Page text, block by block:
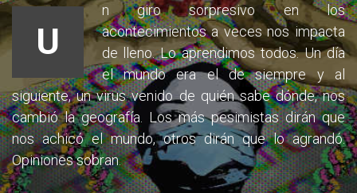
U
n giro sorpresivo en los
acontecimientos a veces nos impacta
de lleno. Lo aprendimos todos. Un día
el mundo era el de siempre y al
siguiente, un virus venido de quién sabe dónde, nos
cambió la geografía. Los más pesimistas dirán que
nos achicó el mundo, otros dirán que lo agrandó.
Opiniones sobran.